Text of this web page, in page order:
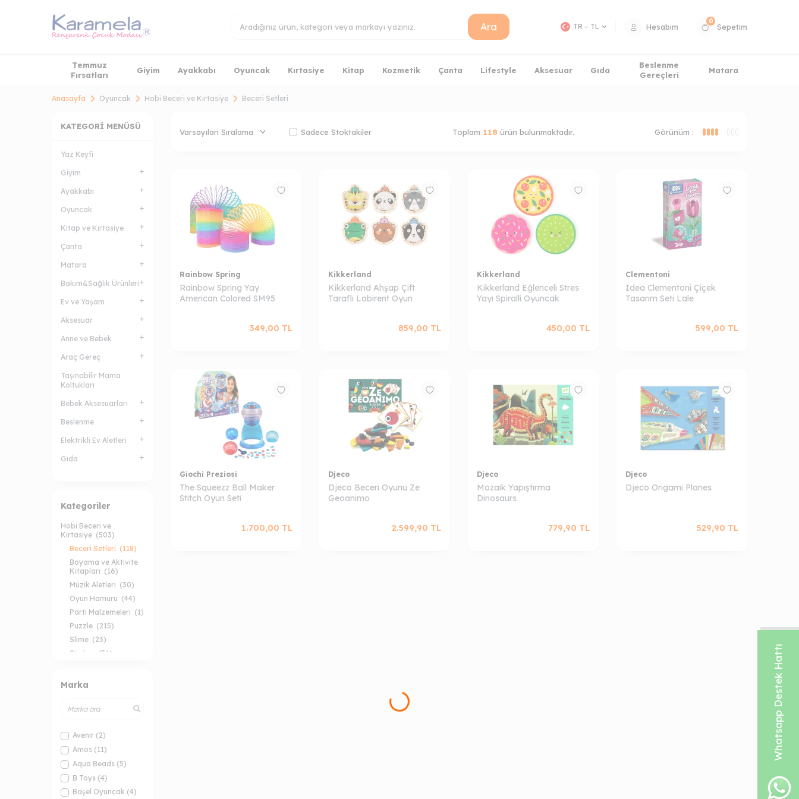
Whatsapp Destek Hattı
Ara TR − TL Hesabım
0
Sepetim
Temmuz
Fırsatları
Giyim Ayakkabı Oyuncak Kırtasiye Kitap Kozmetik Çanta Lifestyle Aksesuar Gıda
Beslenme
Gereçleri
Matara
Anasayfa Oyuncak Hobi Beceri ve Kırtasiye Beceri Setleri
KATEGORI MENÜSÜ
Yaz Keyfi
Giyim
Ayakkabı
Oyuncak
Kitap ve Kırtasiye
Çanta
Matara
Bakım&Sağlık Ürünleri
Ev ve Yaşam
Aksesuar
Anne ve Bebek
Araç Gereç
Taşınabilir Mama
Koltukları
Bebek Aksesuarları
Beslenme
Elektrikli Ev Aletleri
Gıda
Kategoriler
Hobi Beceri ve
Kırtasiye (503)
Beceri Setleri (118)
Boyama ve Aktivite
Kitapları (16)
Müzik Aletleri (30)
Oyun Hamuru (44)
Parti Malzemeleri (1)
Puzzle (215)
Slime (23)
Sticker
(56)
Marka
Avenir (2)
Amos (11)
Aqua Beads (5)
B Toys (4)
Başel Oyuncak (4)
Sadece Stoktakiler Toplam 118 ürün bulunmaktadır. Görünüm :
Rainbow Spring
Rainbow Spring Yay
American Colored SM95
349,00 TL
Kikkerland
Kikkerland Ahşap Çift
Taraflı Labirent Oyun
859,00 TL
Kikkerland
Kikkerland Eğlenceli Stres
Yayı Spiralli Oyuncak
450,00 TL
Clementoni
Idea Clementoni Çiçek
Tasarım Seti Lale
599,00 TL
Giochi Preziosi
The Squeezz Ball Maker
Stitch Oyun Seti
1.700,00 TL
Djeco
Djeco Beceri Oyunu Ze
Geoanimo
2.599,90 TL
Djeco
Mozaik Yapıştırma
Dinosaurs
779,90 TL
Djeco
Djeco Origami Planes
529,90 TL